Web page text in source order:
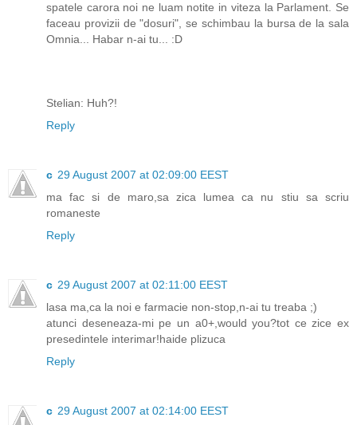
spatele carora noi ne luam notite in viteza la Parlament. Se
faceau provizii de "dosuri", se schimbau la bursa de la sala
Omnia... Habar n-ai tu... :D
Stelian: Huh?!
Reply
c 29 August 2007 at 02:09:00 EEST
ma fac si de maro,sa zica lumea ca nu stiu sa scriu
romaneste
Reply
c 29 August 2007 at 02:11:00 EEST
lasa ma,ca la noi e farmacie non-stop,n-ai tu treaba ;)
atunci deseneaza-mi pe un a0+,would you?tot ce zice ex
presedintele interimar!haide plizuca
Reply
c 29 August 2007 at 02:14:00 EEST